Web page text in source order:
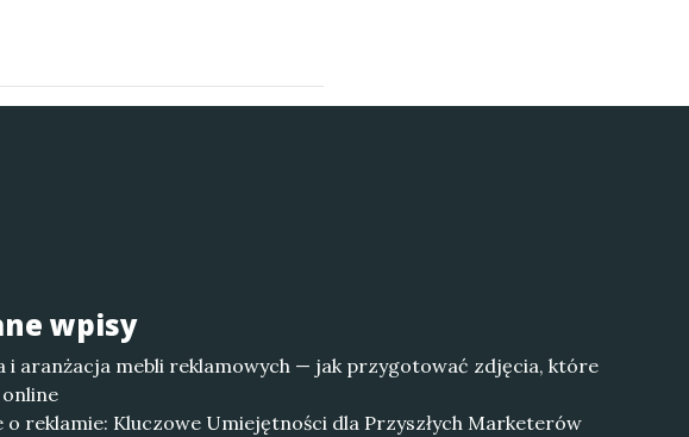
wpisy
i aranżacja mebli reklamowych — jak przygotować zdjęcia, które
o reklamie: Kluczowe Umiejętności dla Przyszłych Marketerów